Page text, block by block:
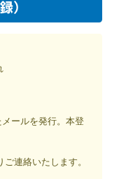
ールを発行。本登
連絡いたします。